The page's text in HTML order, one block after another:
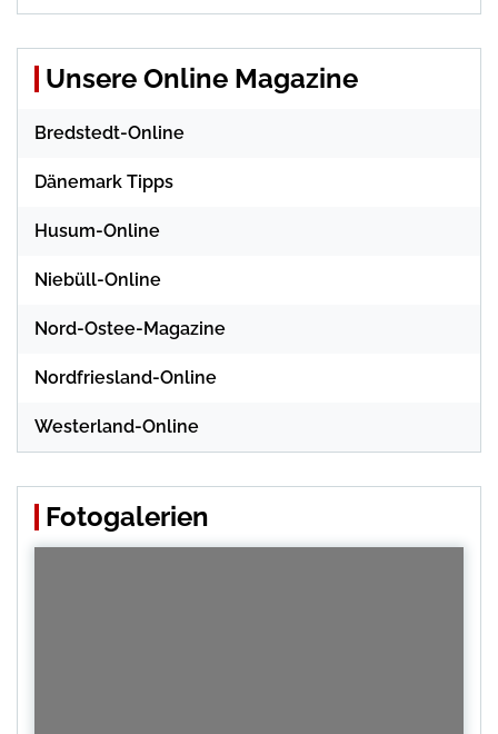
Unsere Online Magazine
Bredstedt-Online
Dänemark Tipps
Husum-Online
Niebüll-Online
Nord-Ostee-Magazine
Nordfriesland-Online
Westerland-Online
Fotogalerien